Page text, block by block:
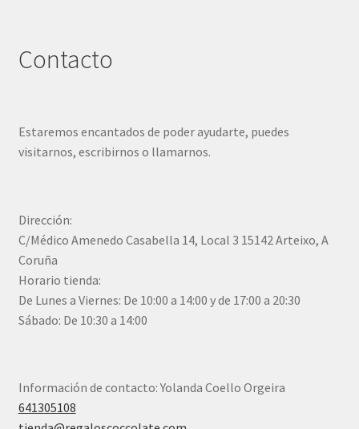
Contacto
Estaremos encantados de poder ayudarte, puedes
visitarnos, escribirnos o llamarnos.
Dirección:
C/Médico Amenedo Casabella 14, Local 3 15142 Arteixo, A
Coruña
Horario tienda:
De Lunes a Viernes: De 10:00 a 14:00 y de 17:00 a 20:30
Sábado: De 10:30 a 14:00
Información de contacto: Yolanda Coello Orgeira
641305108